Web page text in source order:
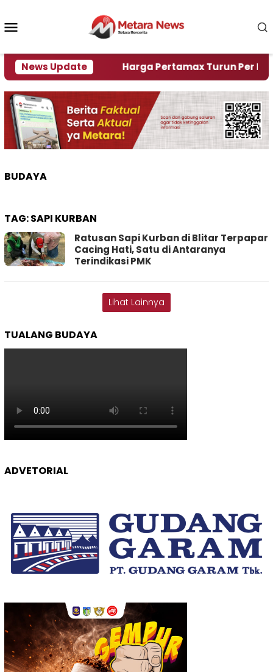
konten
News Update
Krisi Air Harga Pertamax Turun Per Hari Ini,
BUDAYA
TAG:SAPI KURBAN
Ratusan Sapi Kurban di Blitar Terpapar
Cacing Hati, Satu di Antaranya
Terindikasi PMK
Lihat Lainnya
TUALANG BUDAYA
ADVETORIAL